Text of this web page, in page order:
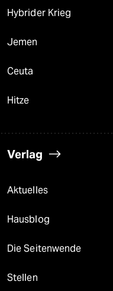
Hybrider Krieg
Jemen
Ceuta
Hitze
Verlag
Aktuelles
Hausblog
Die Seitenwende
Stellen